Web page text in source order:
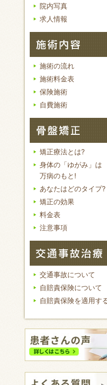
院内写真
求人情報
施術の流れ
施術料金表
保険施術
自費施術
矯正療法とは?
身体の「ゆがみ」は
万病のもと!
あなたはどのタイプ?
矯正の効果
料金表
注意事項
交通事故について
自賠責保険について
自賠責保険を適用す